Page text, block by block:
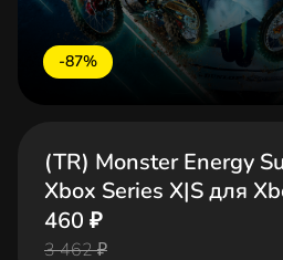
-87%
(TR) Monster Energy
Xbox Series X|S для
460 ₽
3 462 ₽